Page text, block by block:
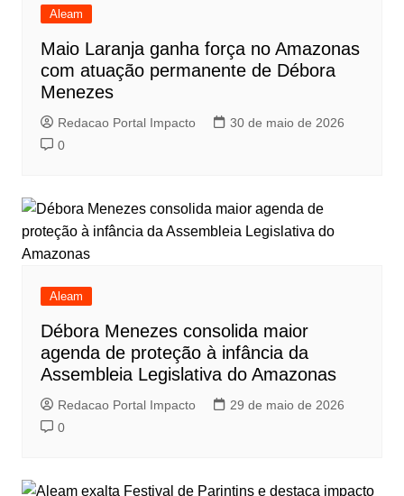
Aleam
Maio Laranja ganha força no Amazonas
com atuação permanente de Débora
Menezes
Redacao Portal Impacto
30 de maio de 2026
0
Aleam
Débora Menezes consolida maior
agenda de proteção à infância da
Assembleia Legislativa do Amazonas
Redacao Portal Impacto
29 de maio de 2026
0